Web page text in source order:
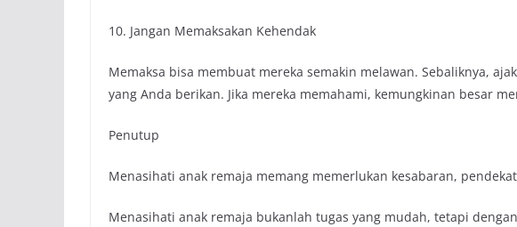
10. Jangan Memaksakan Kehendak
Memaksa bisa membuat mereka semakin melawan. Sebaliknya,
yang Anda berikan. Jika mereka memahami, kemungkinan besar
Penutup
Menasihati anak remaja memang memerlukan kesabaran,
Menasihati anak remaja bukanlah tugas yang mudah, tetapi